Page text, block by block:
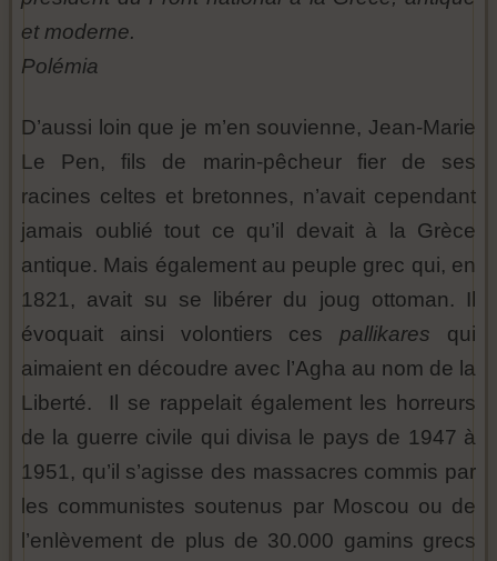
et moderne.
Polémia
D’aussi loin que je m’en souvienne, Jean-Marie
Le Pen, fils de marin-pêcheur fier de ses
racines celtes et bretonnes, n’avait cependant
jamais oublié tout ce qu’il devait à la Grèce
antique. Mais également au peuple grec qui, en
1821, avait su se libérer du joug ottoman. Il
évoquait ainsi volontiers ces pallikares qui
aimaient en découdre avec l’Agha au nom de la
Liberté. Il se rappelait également les horreurs
de la guerre civile qui divisa le pays de 1947 à
1951, qu’il s’agisse des massacres commis par
les communistes soutenus par Moscou ou de
l’enlèvement de plus de 30.000 gamins grecs